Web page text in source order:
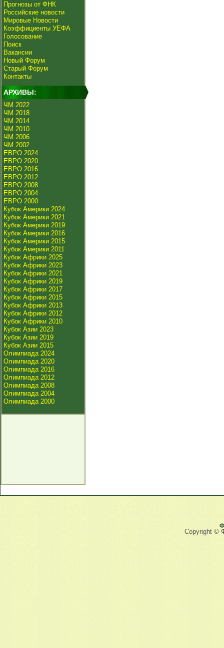
Прогнозы от ФНК
Российские новости
Мировые Новости
Коэффициенты УЕФА
Голосование
Поиск
Вакансии
Новый Форум
Старый Форум
Контакты
АРХИВЫ:
ЧМ 2022
ЧМ 2018
ЧМ 2014
ЧМ 2010
ЧМ 2006
ЧМ 2002
ЕВРО 2024
ЕВРО 2020
ЕВРО 2016
ЕВРО 2012
ЕВРО 2008
ЕВРО 2004
ЕВРО 2000
Кубок Америки 2024
Кубок Америки 2021
Кубок Америки 2019
Кубок Америки 2016
Кубок Америки 2015
Кубок Америки 2011
Кубок Африки 2025
Кубок Африки 2023
Кубок Африки 2021
Кубок Африки 2019
Кубок Африки 2017
Кубок Африки 2015
Кубок Африки 2013
Кубок Африки 2012
Кубок Африки 2010
Кубок Азии 2023
Кубок Азии 2019
Кубок Азии 2015
Олимпиада 2024
Олимпиада 2020
Олимпиада 2016
Олимпиада 2012
Олимпиада 2008
Олимпиада 2004
Олимпиада 2000
Copyright ©